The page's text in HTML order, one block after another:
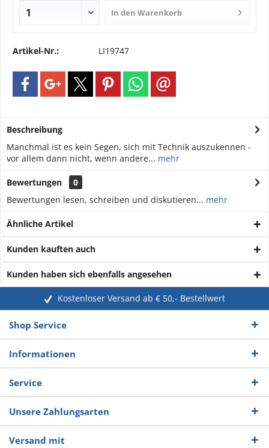
In den Warenkorb
Artikel-Nr.: LI19747
Beschreibung
Manchmal ist es kein Segen, sich mit Technik auszukennen -
vor allem dann nicht, wenn andere... mehr
Bewertungen
0
Bewertungen lesen, schreiben und diskutieren... mehr
Ähnliche Artikel
Kunden kauften auch
Kunden haben sich ebenfalls angesehen
Kostenloser Versand ab € 50,- Bestellwert
Shop Service
Informationen
Service
Unsere Zahlungsarten
Versand mit